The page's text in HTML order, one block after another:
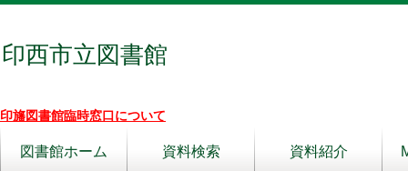
印西市立図書館
印旛図書館臨時窓口について
図書館ホーム 資料検索 資料紹介